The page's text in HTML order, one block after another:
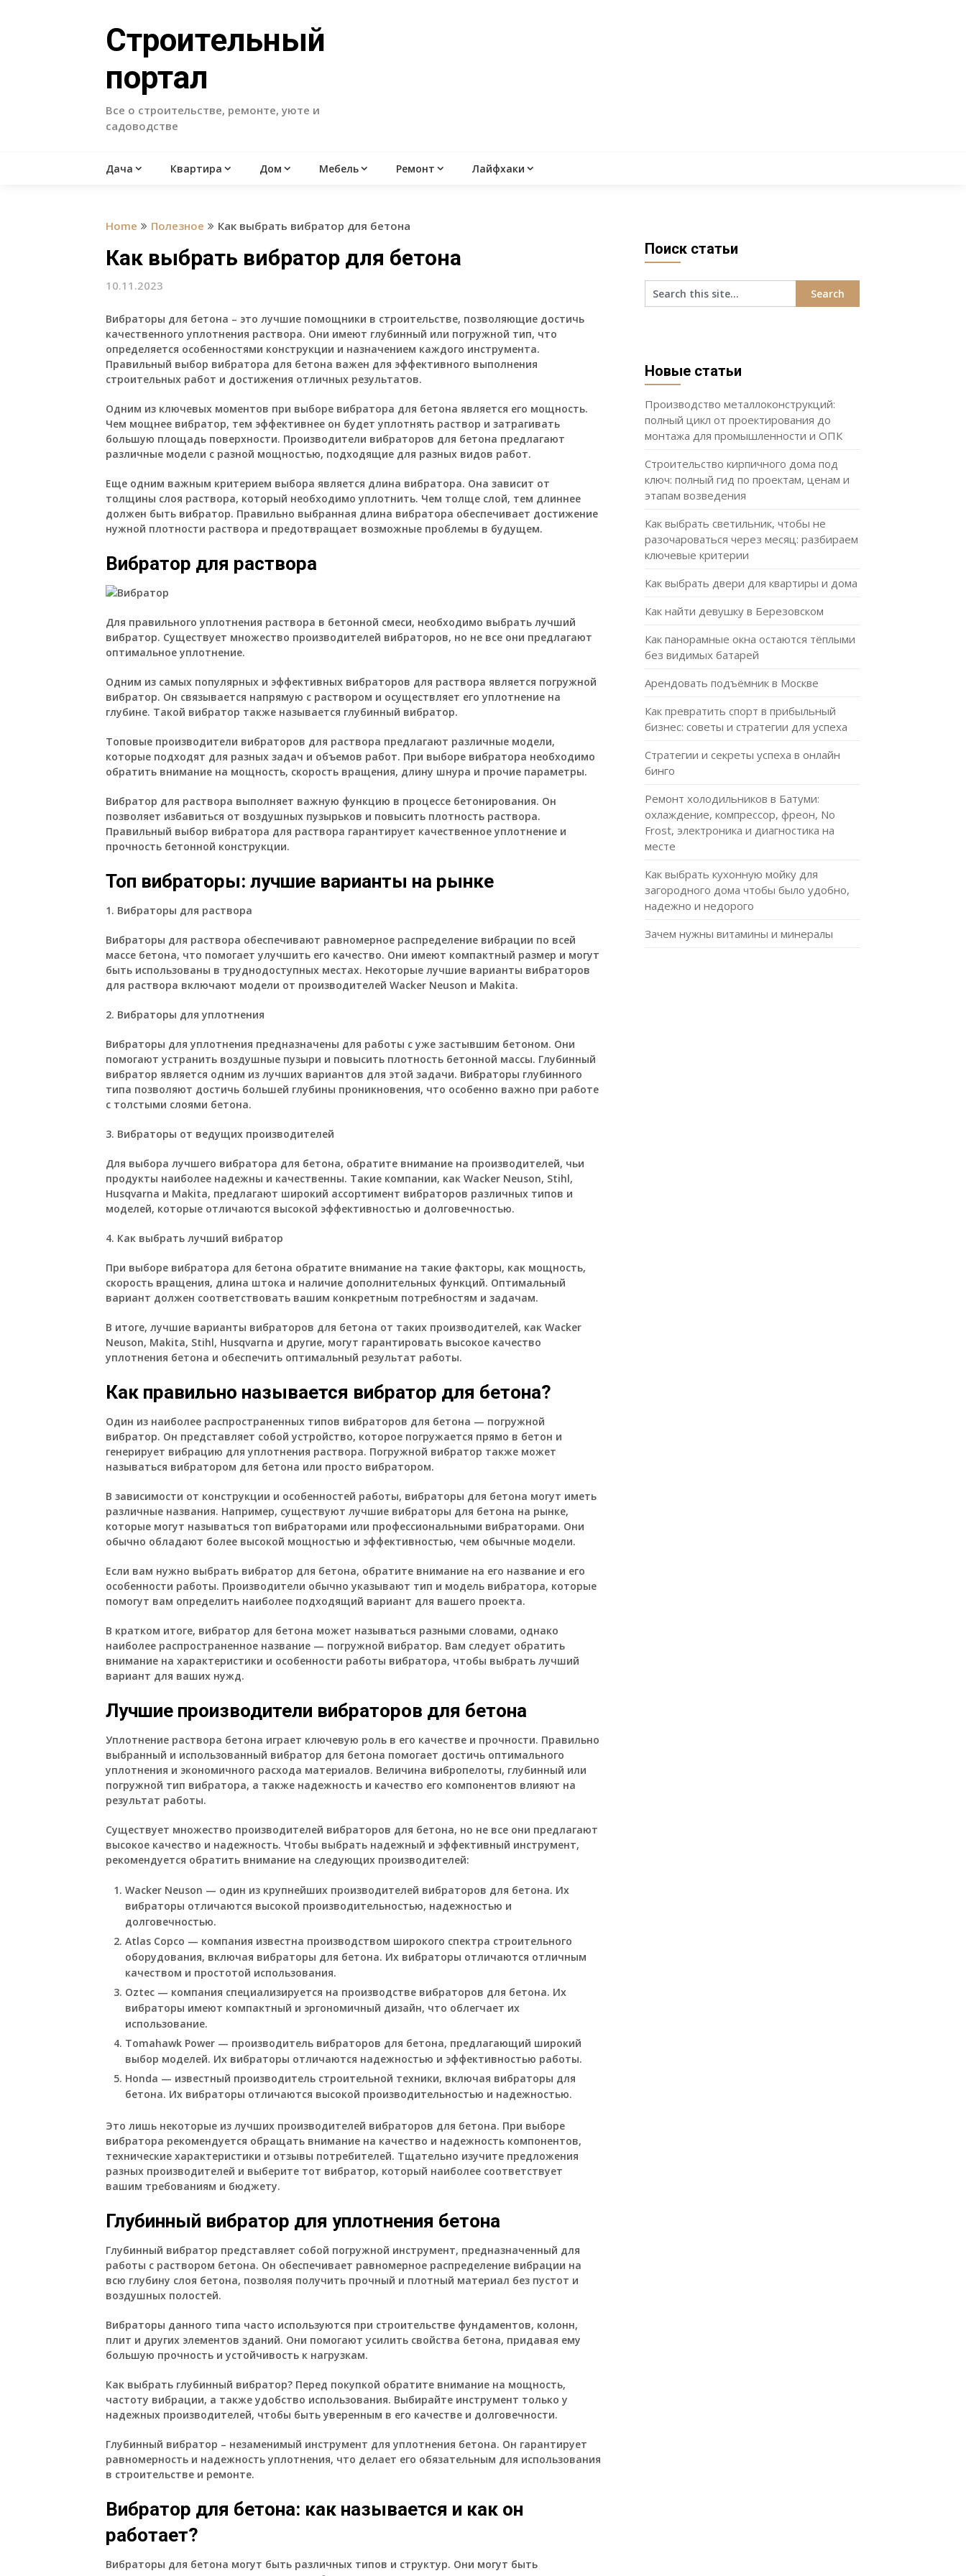
Строительный
портал
Все о строительстве, ремонте, уюте и
садоводстве
Дача Квартира Дом Мебель Ремонт Лайфхаки
Home Полезное Как выбрать вибратор для бетона
Как выбрать вибратор для бетона
10.11.2023
Вибраторы для бетона – это лучшие помощники в строительстве, позволяющие достичь
качественного уплотнения раствора. Они имеют глубинный или погружной тип, что
определяется особенностями конструкции и назначением каждого инструмента.
Правильный выбор вибратора для бетона важен для эффективного выполнения
строительных работ и достижения отличных результатов.
Одним из ключевых моментов при выборе вибратора для бетона является его мощность.
Чем мощнее вибратор, тем эффективнее он будет уплотнять раствор и затрагивать
большую площадь поверхности. Производители вибраторов для бетона предлагают
различные модели с разной мощностью, подходящие для разных видов работ.
Еще одним важным критерием выбора является длина вибратора. Она зависит от
толщины слоя раствора, который необходимо уплотнить. Чем толще слой, тем длиннее
должен быть вибратор. Правильно выбранная длина вибратора обеспечивает достижение
нужной плотности раствора и предотвращает возможные проблемы в будущем.
Вибратор для раствора
Для правильного уплотнения раствора в бетонной смеси, необходимо выбрать лучший
вибратор. Существует множество производителей вибраторов, но не все они предлагают
оптимальное уплотнение.
Одним из самых популярных и эффективных вибраторов для раствора является погружной
вибратор. Он связывается напрямую с раствором и осуществляет его уплотнение на
глубине. Такой вибратор также называется глубинный вибратор.
Топовые производители вибраторов для раствора предлагают различные модели,
которые подходят для разных задач и объемов работ. При выборе вибратора необходимо
обратить внимание на мощность, скорость вращения, длину шнура и прочие параметры.
Вибратор для раствора выполняет важную функцию в процессе бетонирования. Он
позволяет избавиться от воздушных пузырьков и повысить плотность раствора.
Правильный выбор вибратора для раствора гарантирует качественное уплотнение и
прочность бетонной конструкции.
Топ вибраторы: лучшие варианты на рынке
1. Вибраторы для раствора
Вибраторы для раствора обеспечивают равномерное распределение вибрации по всей
массе бетона, что помогает улучшить его качество. Они имеют компактный размер и могут
быть использованы в труднодоступных местах. Некоторые лучшие варианты вибраторов
для раствора включают модели от производителей Wacker Neuson и Makita.
2. Вибраторы для уплотнения
Вибраторы для уплотнения предназначены для работы с уже застывшим бетоном. Они
помогают устранить воздушные пузыри и повысить плотность бетонной массы. Глубинный
вибратор является одним из лучших вариантов для этой задачи. Вибраторы глубинного
типа позволяют достичь большей глубины проникновения, что особенно важно при работе
с толстыми слоями бетона.
3. Вибраторы от ведущих производителей
Для выбора лучшего вибратора для бетона, обратите внимание на производителей, чьи
продукты наиболее надежны и качественны. Такие компании, как Wacker Neuson, Stihl,
Husqvarna и Makita, предлагают широкий ассортимент вибраторов различных типов и
моделей, которые отличаются высокой эффективностью и долговечностью.
4. Как выбрать лучший вибратор
При выборе вибратора для бетона обратите внимание на такие факторы, как мощность,
скорость вращения, длина штока и наличие дополнительных функций. Оптимальный
вариант должен соответствовать вашим конкретным потребностям и задачам.
В итоге, лучшие варианты вибраторов для бетона от таких производителей, как Wacker
Neuson, Makita, Stihl, Husqvarna и другие, могут гарантировать высокое качество
уплотнения бетона и обеспечить оптимальный результат работы.
Как правильно называется вибратор для бетона?
Один из наиболее распространенных типов вибраторов для бетона — погружной
вибратор. Он представляет собой устройство, которое погружается прямо в бетон и
генерирует вибрацию для уплотнения раствора. Погружной вибратор также может
называться вибратором для бетона или просто вибратором.
В зависимости от конструкции и особенностей работы, вибраторы для бетона могут иметь
различные названия. Например, существуют лучшие вибраторы для бетона на рынке,
которые могут называться топ вибраторами или профессиональными вибраторами. Они
обычно обладают более высокой мощностью и эффективностью, чем обычные модели.
Если вам нужно выбрать вибратор для бетона, обратите внимание на его название и его
особенности работы. Производители обычно указывают тип и модель вибратора, которые
помогут вам определить наиболее подходящий вариант для вашего проекта.
В кратком итоге, вибратор для бетона может называться разными словами, однако
наиболее распространенное название — погружной вибратор. Вам следует обратить
внимание на характеристики и особенности работы вибратора, чтобы выбрать лучший
вариант для ваших нужд.
Лучшие производители вибраторов для бетона
Уплотнение раствора бетона играет ключевую роль в его качестве и прочности. Правильно
выбранный и использованный вибратор для бетона помогает достичь оптимального
уплотнения и экономичного расхода материалов. Величина вибропелоты, глубинный или
погружной тип вибратора, а также надежность и качество его компонентов влияют на
результат работы.
Существует множество производителей вибраторов для бетона, но не все они предлагают
высокое качество и надежность. Чтобы выбрать надежный и эффективный инструмент,
рекомендуется обратить внимание на следующих производителей:
Wacker Neuson — один из крупнейших производителей вибраторов для бетона. Их
вибраторы отличаются высокой производительностью, надежностью и
долговечностью.
Atlas Copco — компания известна производством широкого спектра строительного
оборудования, включая вибраторы для бетона. Их вибраторы отличаются отличным
качеством и простотой использования.
Oztec — компания специализируется на производстве вибраторов для бетона. Их
вибраторы имеют компактный и эргономичный дизайн, что облегчает их
использование.
Tomahawk Power — производитель вибраторов для бетона, предлагающий широкий
выбор моделей. Их вибраторы отличаются надежностью и эффективностью работы.
Honda — известный производитель строительной техники, включая вибраторы для
бетона. Их вибраторы отличаются высокой производительностью и надежностью.
Это лишь некоторые из лучших производителей вибраторов для бетона. При выборе
вибратора рекомендуется обращать внимание на качество и надежность компонентов,
технические характеристики и отзывы потребителей. Тщательно изучите предложения
разных производителей и выберите тот вибратор, который наиболее соответствует
вашим требованиям и бюджету.
Глубинный вибратор для уплотнения бетона
Глубинный вибратор представляет собой погружной инструмент, предназначенный для
работы с раствором бетона. Он обеспечивает равномерное распределение вибрации на
всю глубину слоя бетона, позволяя получить прочный и плотный материал без пустот и
воздушных полостей.
Вибраторы данного типа часто используются при строительстве фундаментов, колонн,
плит и других элементов зданий. Они помогают усилить свойства бетона, придавая ему
большую прочность и устойчивость к нагрузкам.
Как выбрать глубинный вибратор? Перед покупкой обратите внимание на мощность,
частоту вибрации, а также удобство использования. Выбирайте инструмент только у
надежных производителей, чтобы быть уверенным в его качестве и долговечности.
Глубинный вибратор – незаменимый инструмент для уплотнения бетона. Он гарантирует
равномерность и надежность уплотнения, что делает его обязательным для использования
в строительстве и ремонте.
Вибратор для бетона: как называется и как он
работает?
Вибраторы для бетона могут быть различных типов и структур. Они могут быть
Поиск статьи
Новые статьи
Производство металлоконструкций:
полный цикл от проектирования до
монтажа для промышленности и ОПК
Строительство кирпичного дома под
ключ: полный гид по проектам, ценам и
этапам возведения
Как выбрать светильник, чтобы не
разочароваться через месяц: разбираем
ключевые критерии
Как выбрать двери для квартиры и дома
Как найти девушку в Березовском
Как панорамные окна остаются тёплыми
без видимых батарей
Арендовать подъёмник в Москве
Как превратить спорт в прибыльный
бизнес: советы и стратегии для успеха
Стратегии и секреты успеха в онлайн
бинго
Ремонт холодильников в Батуми:
охлаждение, компрессор, фреон, No
Frost, электроника и диагностика на
месте
Как выбрать кухонную мойку для
загородного дома чтобы было удобно,
надежно и недорого
Зачем нужны витамины и минералы